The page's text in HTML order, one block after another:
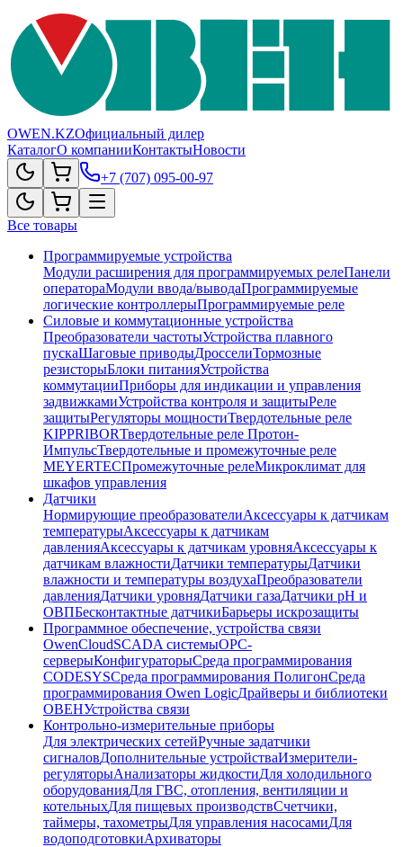
OWEN.KZОфициальный дилер
КаталогО компанииКонтактыНовости
+7 (707) 095-00-97
Все товары
Программируемые устройства
Модули расширения для программируемых релеПанели
оператораМодули ввода/выводаПрограммируемые
логические контроллерыПрограммируемые реле
Силовые и коммутационные устройства
Преобразователи частотыУстройства плавного
пускаШаговые приводыДросселиТормозные
резисторыБлоки питанияУстройства
коммутацииПриборы для индикации и управления
задвижкамиУстройства контроля и защитыРеле
защитыРегуляторы мощностиТвердотельные реле
KIPPRIBORТвердотельные реле Протон-
ИмпульсТвердотельные и промежуточные реле
MEYERTECПромежуточные релеМикроклимат для
шкафов управления
Датчики
Нормирующие преобразователиАксессуары к датчикам
температурыАксессуары к датчикам
давленияАксессуары к датчикам уровняАксессуары к
датчикам влажностиДатчики температурыДатчики
влажности и температуры воздухаПреобразователи
давленияДатчики уровняДатчики газаДатчики pH и
ОВПБесконтактные датчикиБарьеры искрозащиты
Программное обеспечение, устройства связи
OwenCloudSCADA системыOPC-
серверыКонфигураторыСреда программирования
CODESYSСреда программирования ПолигонСреда
программирования Owen LogicДрайверы и библиотеки
ОВЕНУстройства связи
Контрольно-измерительные приборы
Для электрических сетейРучные задатчики
сигналовДополнительные устройстваИзмерители-
регуляторыАнализаторы жидкостиДля холодильного
оборудованияДля ГВС, отопления, вентиляции и
котельныхДля пищевых производствСчетчики,
таймеры, тахометрыДля управления насосамиДля
водоподготовкиАрхиваторы